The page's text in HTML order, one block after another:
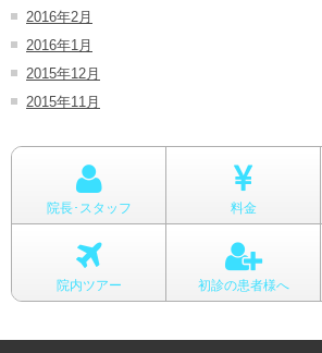
2016年2月
2016年1月
2015年12月
2015年11月
院長･スタッフ 料金
院内ツアー 初診の患者様へ